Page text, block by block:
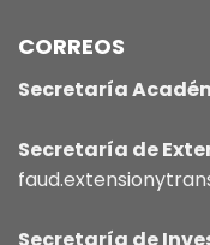
CORREOS
Secretaría
Secretaría de
Secretaría de